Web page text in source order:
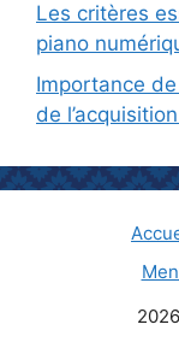
Les critères
piano
Importance
de